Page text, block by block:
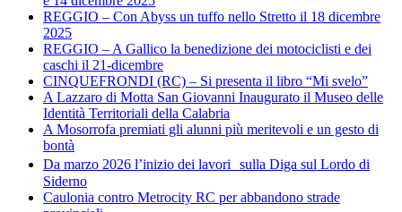
REGGIO – Con Abyss un tuffo nello Stretto il 18 dicembre
2025
REGGIO – A Gallico la benedizione dei motociclisti e dei
caschi il 21-dicembre
CINQUEFRONDI (RC) – Si presenta il libro “Mi svelo”
A Lazzaro di Motta San Giovanni Inaugurato il Museo delle
Identità Territoriali della Calabria
A Mosorrofa premiati gli alunni più meritevoli e un gesto di
bontà
Da marzo 2026 l’inizio dei lavori sulla Diga sul Lordo di
Siderno
Caulonia contro Metrocity RC per abbandono strade